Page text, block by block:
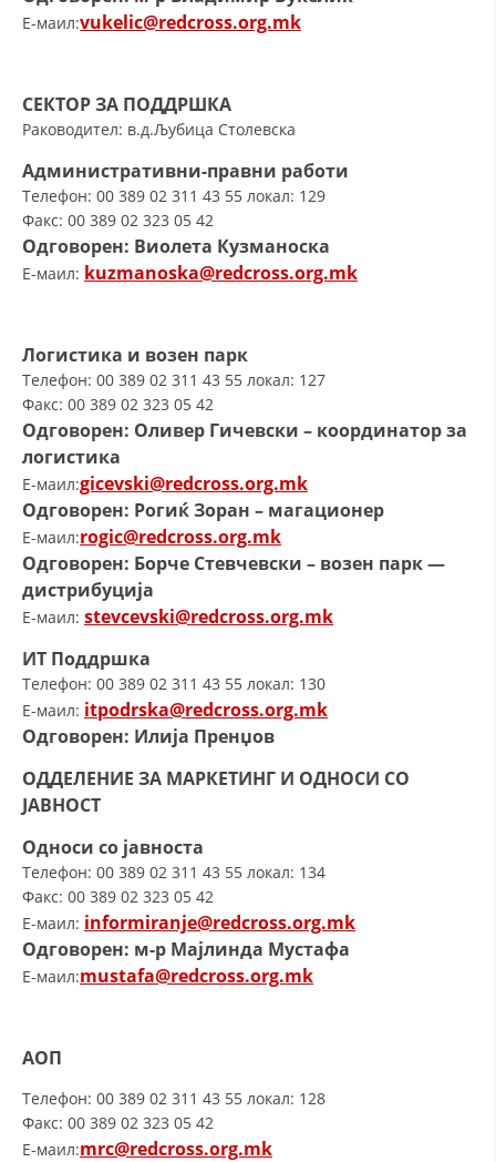
E-маил:vukelic@redcross.org.mk
СЕКТОР ЗА ПОДДРШКА
Раководител: в.д.Љубица Столевска
Административни-правни работи
Телефон: 00 389 02 311 43 55 локал: 129
Факс: 00 389 02 323 05 42
Одговорен: Виолета Кузманоска
E-маил: kuzmanoska@redcross.org.mk
Логистика и возен парк
Телефон: 00 389 02 311 43 55 локал: 127
Факс: 00 389 02 323 05 42
Одговорен: Оливер Гичевски – координатор за
логистика
E-маил:gicevski@redcross.org.mk
Одговорен: Рогиќ Зоран – магациoнер
E-маил:rogic@redcross.org.mk
Одговорен: Борче Стевчевски – возен парк —
дистрибуција
E-маил: stevcevski@redcross.org.mk
ИТ Поддршка
Телефон: 00 389 02 311 43 55 локал: 130
E-маил: itpodrska@redcross.org.mk
Одговорен: Илија Пренџов
ОДДЕЛЕНИЕ ЗА МАРКЕТИНГ И ОДНОСИ СО
ЈАВНОСТ
Односи со јавноста
Телефон: 00 389 02 311 43 55 локал: 134
Факс: 00 389 02 323 05 42
E-маил: informiranje@redcross.org.mk
Одговорен: м-р Мајлинда Мустафа
E-маил:mustafa@redcross.org.mk
АОП
Телефон: 00 389 02 311 43 55 локал: 128
Факс: 00 389 02 323 05 42
E-маил:mrc@redcross.org.mk